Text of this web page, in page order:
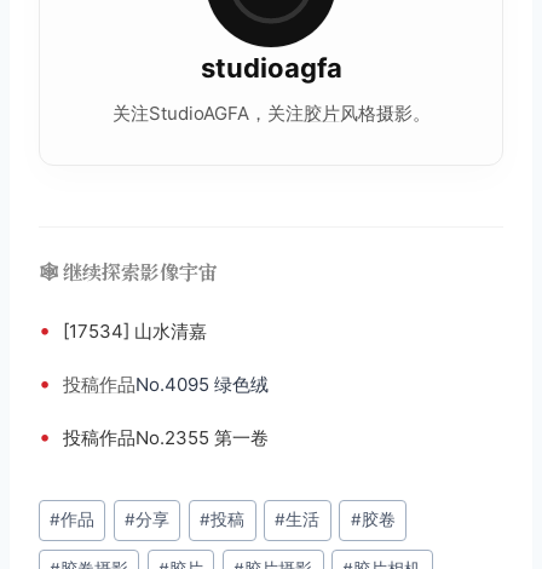
studioagfa
关注StudioAGFA，关注胶片风格摄影。
🕸️ 继续探索影像宇宙
• [17534] 山水清嘉
• 投稿作品No.4095 绿色绒
• 投稿作品No.2355 第一卷
文
章
#作品 #分享 #投稿 #生活 #胶卷